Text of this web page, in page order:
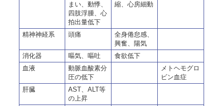
まい、動悸、
四肢浮腫、心
拍出量低下
縮、心房細動
精神神経系 頭痛
全身倦怠感、
興奮、陽気
消化器
嘔気、嘔吐
食欲低下
血液
動脈血酸素分
圧の低下
メトヘモグロ
ビン血症
肝臓
AST、ALT等
の上昇